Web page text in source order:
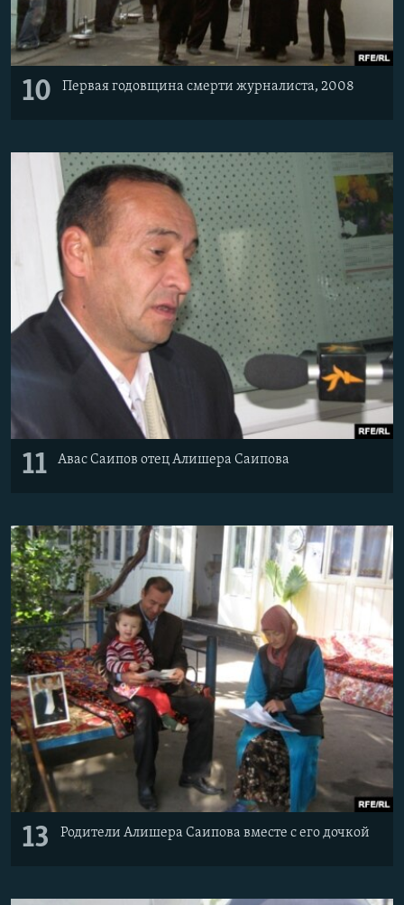
10 Первая годовщина смерти журналиста, 2008
11 Авас Саипов отец Алишера Саипова
13 Родители Алишера Саипова вместе с его дочкой